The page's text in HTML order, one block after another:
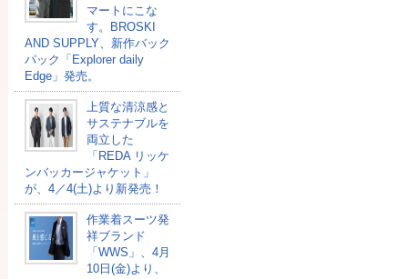
マートにこな
す。BROSKI
AND SUPPLY、新作バック
パック「Explorer daily
Edge」発売。
上質な清涼感と
サステナブルを
両立した
「REDA リッケ
ンバッカージャケット」
が、4／4(土)より新発売！
作業着スーツ発
祥ブランド
「WWS」、4月
10日(金)より、